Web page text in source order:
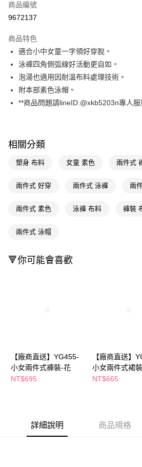
信用卡一次付款
Apple Pay
街口支付
悠遊付
Google Pay
【關於「AFTEE先享後付」】
AFTEE先享後付是「在收到商品之後才付款」
便利好安心！
２．便利：只要手機號碼，簡訊認證，即可結
【「AFTEE先享後付」結帳流程】
結帳頁面，進行簡訊認證並確認金額後，即可完
ATM／網路銀行／等多元方式進行付款，方視為
易，需依本服務之必要範圍內提供個人資料，
權轉讓予恩沛科技股份有限公司。
２．關於個人資料處理事宜，請瀏覽以下網址：
https://aftee.tw/terms/#terms3
時審查核予不同之上限額度；若仍有額度不足
請求用戶進行身份認證。
運送方式
宅配(離島廠商直送🚚)
商品編號
9672137
商品特色
適合小中女童一字領好穿脫。
泳褲四角側弧線好活動更自如。
泡湯也適用因耐溫布料處理技術。
附本部素色泳帽。
**商品問題請lineID:@xkb5203n專人服
相關分類
塑身 布料 女童 素色 兩件式
兩件式 好穿 兩件式 泳褲 兩
兩件式 素色 泳褲 布料 褲裝
兩件式 泳帽
🔻你可能會喜歡
【廠商直送】YG455-
小女兩件式褲裝-花
NT$695
【廠商直送】
小女兩件式裙
NT$665
詳細說明 商品規格